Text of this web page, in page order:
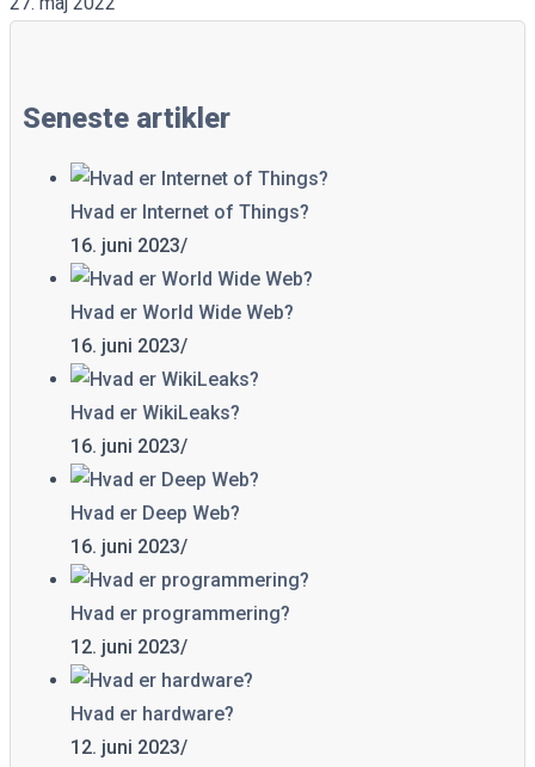
Seneste artikler
Hvad er Internet of Things?
16. juni 2023/
Hvad er World Wide Web?
16. juni 2023/
Hvad er WikiLeaks?
16. juni 2023/
Hvad er Deep Web?
16. juni 2023/
Hvad er programmering?
12. juni 2023/
Hvad er hardware?
12. juni 2023/